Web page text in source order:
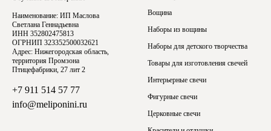
Наименование: ИП Маслова
Светлана Геннадьевна
ИНН 352802475813
ОГРНИП 323352500032621
Адрес: Нижегородская область,
территория Промзона
Птицефабрики, 27 лит 2
+7 911 514 57 77
info@meliponini.ru
Вощина
Наборы из вощины
Наборы для детского творчества
Товары для изготовления свечей
Интерьерные свечи
Фигурные свечи
Церковные свечи